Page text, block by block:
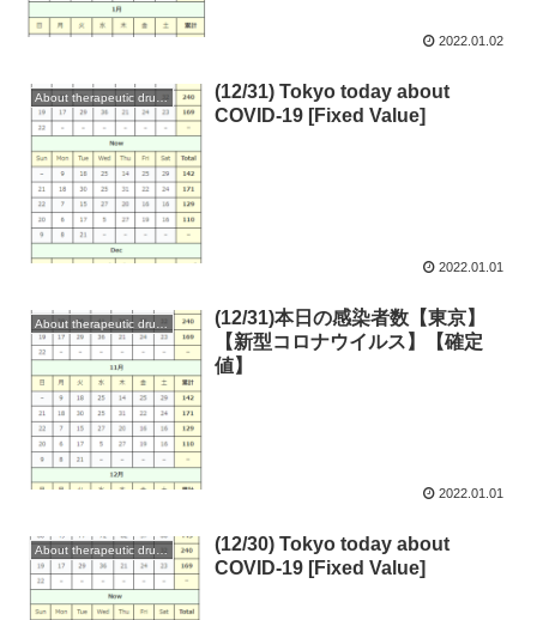
2022.01.02
About therapeutic drugs and vaccines
(12/31) Tokyo today about
COVID-19 [Fixed Value]
2022.01.01
About therapeutic drugs and vaccines
(12/31)本日の感染者数【東京】
【新型コロナウイルス】【確定
値】
2022.01.01
About therapeutic drugs and vaccines
(12/30) Tokyo today about
COVID-19 [Fixed Value]